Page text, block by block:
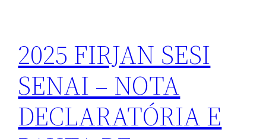
2025 FIRJAN SESI
SENAI – NOTA
DECLARATÓRIA E